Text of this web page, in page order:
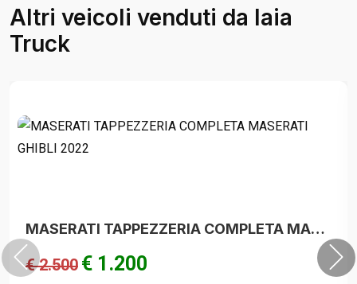
Altri veicoli venduti da Iaia
Truck
MASERATI TAPPEZZERIA COMPLETA MASERATI GHIBLI 2022
€ 2.500 € 1.200